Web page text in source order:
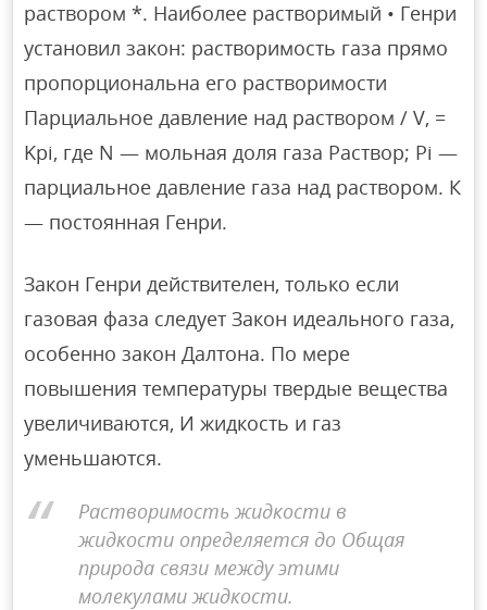
раствором *. Наиболее растворимый • Генри
установил закон: растворимость газа прямо
пропорциональна его растворимости
Парциальное давление над раствором / V, =
Kpi, где N — мольная доля газа Раствор; Pi —
парциальное давление газа над раствором. К
— постоянная Генри.
Закон Генри действителен, только если
газовая фаза следует Закон идеального газа,
особенно закон Далтона. По мере
повышения температуры твердые вещества
увеличиваются, И жидкость и газ
уменьшаются.
Растворимость жидкости в
жидкости определяется до Общая
природа связи между этими
молекулами жидкости.